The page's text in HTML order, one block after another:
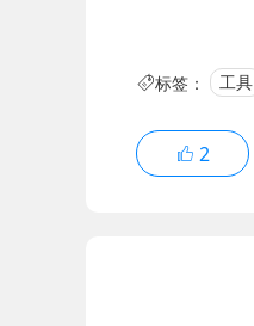
标签： 工具
2